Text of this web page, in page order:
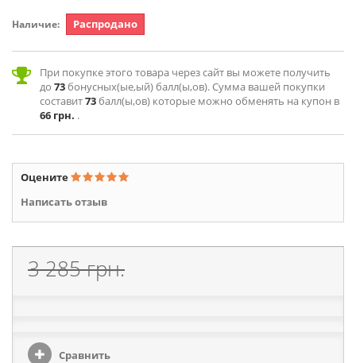
Наличие: Распродано
При покупке этого товара через сайт вы можете получить
до 73бонусных(ые,ый) балл(ы,ов). Сумма вашей покупки
составит73балл(ы,ов) которые можно обменять на купон в
66 грн. .
Оцените
Написать отзыв
3 285 грн.
Сравнить